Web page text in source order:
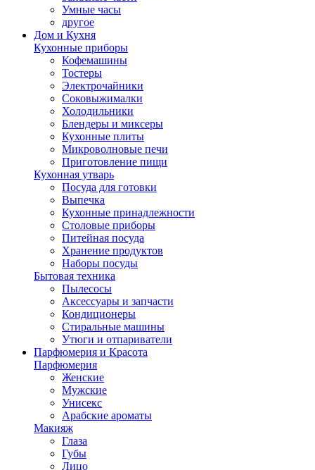
Умные часы
другое
Дом и Кухня
Кухонные приборы
Кофемашины
Тостеры
Электрочайники
Соковыжималки
Холодильники
Блендеры и миксеры
Кухонные плиты
Микроволновые печи
Приготовление пищи
Кухонная утварь
Посуда для готовки
Выпечка
Кухонные принадлежности
Столовые приборы
Питейная посуда
Хранение продуктов
Наборы посуды
Бытовая техника
Пылесосы
Аксессуары и запчасти
Кондиционеры
Стиральные машины
Утюги и отпариватели
Парфюмерия и Красота
Парфюмерия
Женские
Мужские
Унисекс
Арабские ароматы
Макияж
Глаза
Губы
Лицо